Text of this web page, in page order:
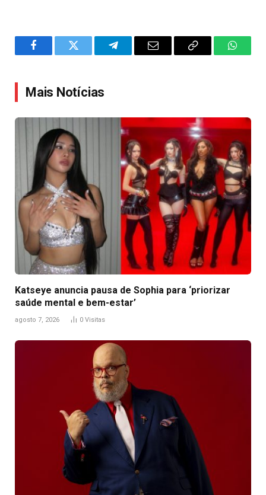
FacebookTwitter TelegramEmail
Copy
Mais Notícias
Katseye anuncia pausa de Sophia para ‘priorizar
saúde mental e bem-estar’
agosto 7, 2026 0 Visitas